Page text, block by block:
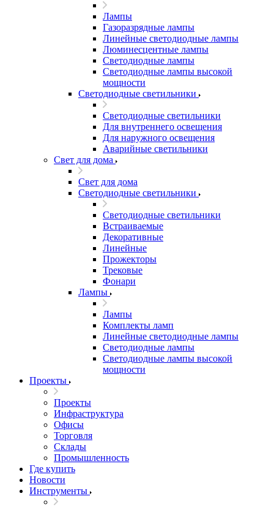
Лампы
Газоразрядные лампы
Линейные светодиодные лампы
Люминесцентные лампы
Светодиодные лампы
Светодиодные лампы высокой
мощности
Светодиодные светильники
Светодиодные светильники
Для внутреннего освещения
Для наружного освещения
Аварийные светильники
Свет для дома
Свет для дома
Светодиодные светильники
Светодиодные светильники
Встраиваемые
Декоративные
Линейные
Прожекторы
Трековые
Фонари
Лампы
Лампы
Комплекты ламп
Линейные светодиодные лампы
Светодиодные лампы
Светодиодные лампы высокой
мощности
Проекты
Проекты
Инфраструктура
Офисы
Торговля
Склады
Промышленность
Где купить
Новости
Инструменты